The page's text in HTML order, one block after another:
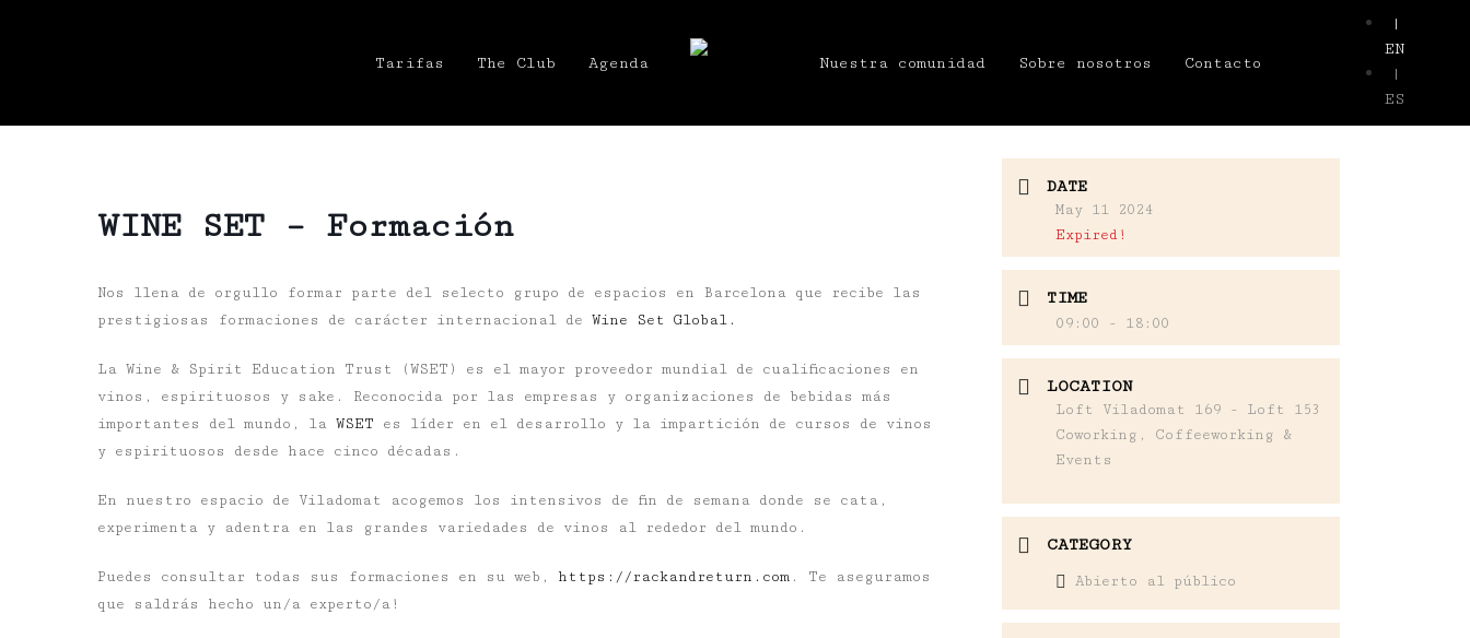
Tarifas The Club Agenda Nuestra comunidad Sobre nosotros Contacto
|
EN
|
ES
WINE SET – Formación
Nos llena de orgullo formar parte del selecto grupo de espacios en Barcelona que recibe las
prestigiosas formaciones de carácter internacional de Wine Set Global.
La Wine & Spirit Education Trust (WSET) es el mayor proveedor mundial de cualificaciones en
vinos, espirituosos y sake. Reconocida por las empresas y organizaciones de bebidas más
importantes del mundo, la WSET es líder en el desarrollo y la impartición de cursos de vinos
y espirituosos desde hace cinco décadas.
En nuestro espacio de Viladomat acogemos los intensivos de fin de semana donde se cata,
experimenta y adentra en las grandes variedades de vinos al rededor del mundo.
Puedes consultar todas sus formaciones en su web, https://rackandreturn.com . Te aseguramos
que saldrás hecho un/a experto/a!
DATE
May 11 2024
Expired!
TIME
09:00 - 18:00
LOCATION
Loft Viladomat 169 - Loft 153
Coworking, Coffeeworking &
Events
CATEGORY
Abierto al público